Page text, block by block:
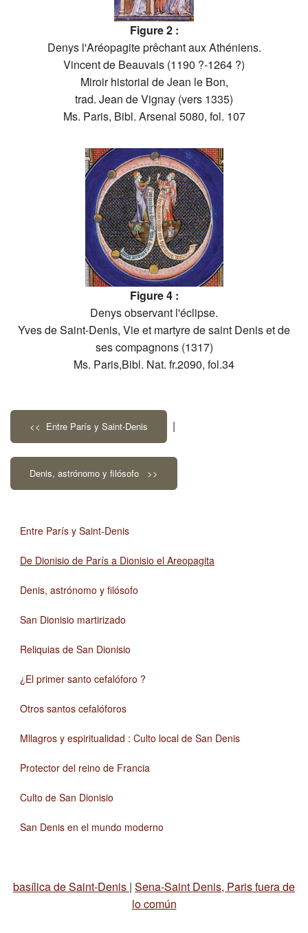
Figure 2 :
Denys l'Aréopagite prêchant aux Athéniens.
Vincent de Beauvais (1190 ?-1264 ?)
Miroir historial de Jean le Bon,
trad. Jean de Vignay (vers 1335)
Ms. Paris, Bibl. Arsenal 5080, fol. 107
Figure 4 :
Denys observant l'éclipse.
Yves de Saint-Denis, Vie et martyre de saint Denis et de
ses compagnons (1317)
Ms. Paris,Bibl. Nat. fr.2090, fol.34
<< Entre París y Saint-Denis |
Denis, astrónomo y filósofo >>
Entre París y Saint-Denis
De Dionisio de París a Dionisio el Areopagita
Denis, astrónomo y filósofo
San Dionisio martirizado
Reliquias de San Dionisio
¿El primer santo cefalóforo ?
Otros santos cefalóforos
Mllagros y espiritualidad : Culto local de San Denis
Protector del reino de Francia
Culto de San Dionisio
San Denis en el mundo moderno
basílica de Saint-Denis | Sena-Saint Denis, Paris fuera de
lo común